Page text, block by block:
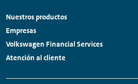
Footer
Nuestros productos
Links:
Empresas
Links:
Volkswagen Financial Services
Links:
Atención al cliente